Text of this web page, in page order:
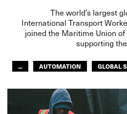
The world’s largest
International Transport
joined the Maritime Union
supporting
AUTOMATION
GLOBAL
ASIA PACIFIC
...